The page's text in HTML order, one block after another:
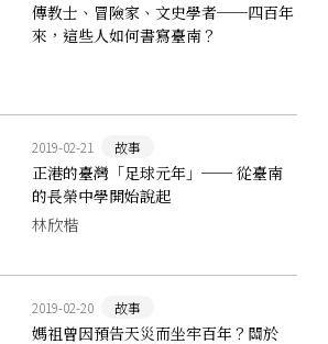
傳教士、冒險家、文史學者──四百年
來，這些人如何書寫臺南？
2019-02-21 故事
正港的臺灣「足球元年」── 從臺南
的長榮中學開始說起
林欣楷
2019-02-20 故事
媽祖曾因預告天災而坐牢百年？關於